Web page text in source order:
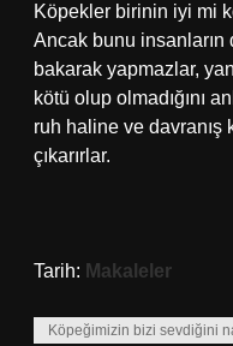
Köpekler birinin iyi mi
Ancak bunu insanların
bakarak yapmazlar,
kötü olup olmadığını
ruh haline ve davranış
çıkarırlar.
Tarih: Makaleler
Köpeğimizin bizi sevdiğini